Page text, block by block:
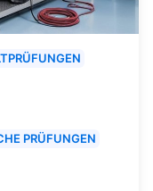
PRÜFUNGEN